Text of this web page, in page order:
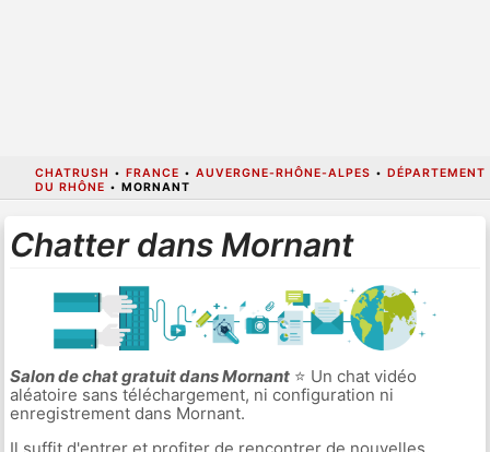
CHATRUSH • FRANCE • AUVERGNE-RHÔNE-ALPES • DÉPARTEMENT
DU RHÔNE • MORNANT
Chatter dans Mornant
Salon de chat gratuit dans Mornant⭐ Un chat vidéo
aléatoire sans téléchargement, ni configuration ni
enregistrement dans Mornant.